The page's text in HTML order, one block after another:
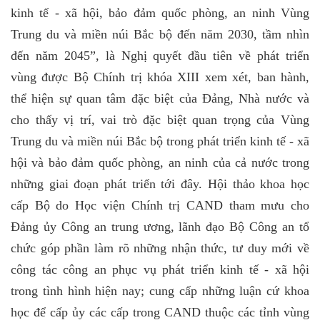
kinh tế - xã hội, bảo đảm quốc phòng, an ninh Vùng
Trung du và miền núi Bắc bộ đến năm 2030, tầm nhìn
đến năm 2045”, là Nghị quyết đầu tiên về phát triển
vùng được Bộ Chính trị khóa XIII xem xét, ban hành,
thể hiện sự quan tâm đặc biệt của Đảng, Nhà nước và
cho thấy vị trí, vai trò đặc biệt quan trọng của Vùng
Trung du và miền núi Bắc bộ trong phát triển kinh tế - xã
hội và bảo đảm quốc phòng, an ninh của cả nước trong
những giai đoạn phát triển tới đây. Hội thảo khoa học
cấp Bộ do Học viện Chính trị CAND tham mưu cho
Đảng ủy Công an trung ương, lãnh đạo Bộ Công an tổ
chức góp phần làm rõ những nhận thức, tư duy mới về
công tác công an phục vụ phát triển kinh tế - xã hội
trong tình hình hiện nay; cung cấp những luận cứ khoa
học để cấp ủy các cấp trong CAND thuộc các tỉnh vùng